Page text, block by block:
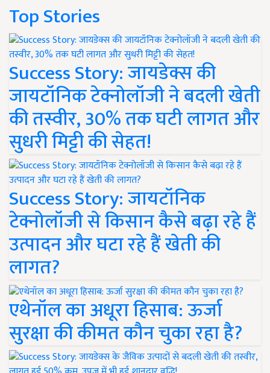
Top Stories
Success Story: जायडेक्स की
जायटॉनिक टेक्नोलॉजी ने बदली खेती
की तस्वीर, 30% तक घटी लागत और
सुधरी मिट्टी की सेहत!
Success Story: जायटॉनिक
टेक्नोलॉजी से किसान कैसे बढ़ा रहे हैं
उत्पादन और घटा रहे हैं खेती की
लागत?
एथेनॉल का अधूरा हिसाब: ऊर्जा
सुरक्षा की कीमत कौन चुका रहा है?